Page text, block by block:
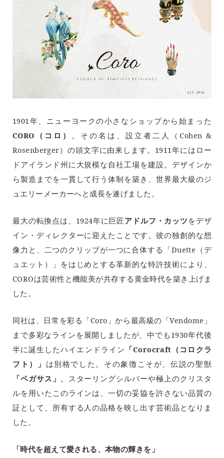
1901年、ニューヨークの小さなショップから始まった
CORO（コロ） 。その名は、設立者二人（Cohen &
Rosenberger）の頭文字に由来します。1911年にはロー
ドアイランド州に大規模な自社工場を建設。デザインか
ら製造までを一貫して行う体制を築き、世界最大級のジ
ュエリーメーカーへと成長を遂げました。
最大の転換点は、1924年に巨匠アドルフ・カッツ をデザ
イン・ディレクターに迎えたことです。彼の独創的な想
像力と、二つのクリップが一つに合体する「Duette（デ
ュエット）」をはじめとする革新的な特許技術により、
COROは芸術性と機能美が共存する黄金時代を築き上げま
した。
同社は、日常を彩る「Coro」から最高級の「Vendome」
まで多彩なラインを展開しましたが、中でも1930年代後
半に誕生したハイエンドライン 「Corocraft（コロクラ
フト）」 は別格でした。その象徴こそが、伝説の聖獣
「ペガサス」 。スターリングシルバーや極上のクリスタ
ルを用いたこのラインは、一切の妥協を許さない品質の
証として、所有する人の品格を映し出す芸術品となりま
した。
「時代を超えて愛される、本物の輝きを」